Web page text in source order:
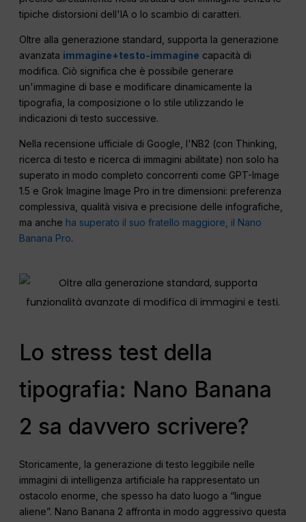
tipiche distorsioni dell'IA o lo scambio di caratteri.
Oltre alla generazione standard, supporta la generazione
avanzata immagine+testo-immagine capacità di
modifica. Ciò significa che è possibile generare
un'immagine di base e modificare dinamicamente la
tipografia, la composizione o lo stile utilizzando le
indicazioni di testo successive.
Nella recensione ufficiale di Google, l'NB2 (con Thinking,
ricerca di testo e ricerca di immagini abilitate) non solo ha
superato in modo completo concorrenti come GPT-Image
1.5 e Grok Imagine Image Pro in tre dimensioni: preferenza
complessiva, qualità visiva e precisione delle infografiche,
ma anche ha superato il suo fratello maggiore, il Nano
Banana Pro.
Lo stress test della
tipografia: Nano Banana
2 sa davvero scrivere?
Storicamente, la generazione di testo leggibile nelle
immagini di intelligenza artificiale ha rappresentato un
ostacolo enorme, che spesso ha dato luogo a “lingue
aliene”. Nano Banana 2 affronta in modo aggressivo questa